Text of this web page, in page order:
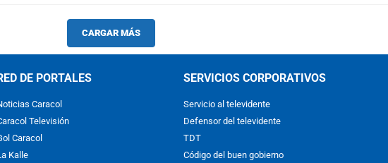
CARGAR MÁS
DE PORTALES
Caracol
Televisión
Caracol
Kalle
SERVICIOS CORPORATIVOS
Servicio al televidente
Defensor del televidente
TDT
Código del buen gobierno